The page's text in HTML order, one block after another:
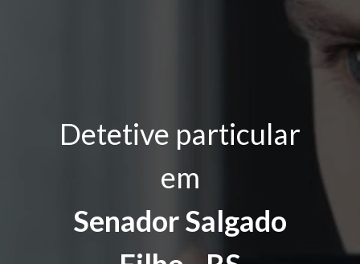
Detetive particular
em
Senador Salgado